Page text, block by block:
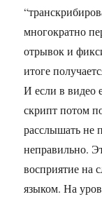
многократно
отрывок и
итоге
И если в видео
скрипт потом
расслышать не
неправильно.
восприятие на
языком. На